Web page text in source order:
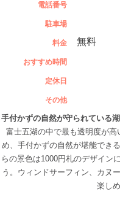
電話番号
駐車場
料金 無料
おすすめ時間
定休日
その他
手付かずの自然が守られている
富士五湖の中で最も透明度が
め、手付かずの自然が堪能でき
らの景色は1000円札のデザイン
う。ウィンドサーフィン、カヌ
楽し